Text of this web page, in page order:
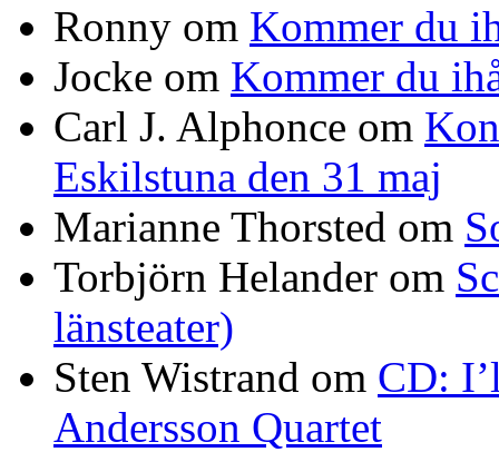
Ronny om Kommer du
Jocke om Kommer du
Carl J. Alphonce om
Eskilstuna den 31 maj
Marianne Thorsted om
Torbjörn Helander om
länsteater)
Sten Wistrand om CD:
Andersson Quartet